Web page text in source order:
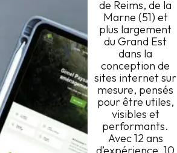
de Reims, de la
Marne (51) et
plus largement
du Grand Est
dans la
conception de
sites internet sur
mesure, pensés
pour être utiles,
visibles et
performants.
Avec 12 ans